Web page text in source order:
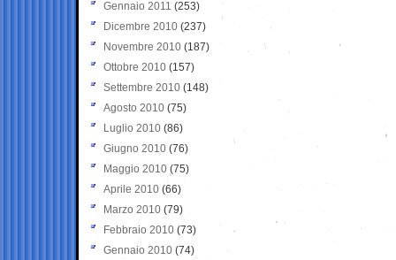
Gennaio 2011 (253)
Dicembre 2010 (237)
Novembre 2010 (187)
Ottobre 2010 (157)
Settembre 2010 (148)
Agosto 2010 (75)
Luglio 2010 (86)
Giugno 2010 (76)
Maggio 2010 (75)
Aprile 2010 (66)
Marzo 2010 (79)
Febbraio 2010 (73)
Gennaio 2010 (74)